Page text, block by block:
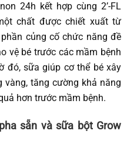
24h kết hợp cùng 2’-FL
chất được chiết xuất từ
củng cố chức năng đề
vệ bé trước các mầm bệnh
đó, sữa giúp cơ thể bé xây
tăng cường khả năng
hơn trước mầm bệnh.
sẵn và sữa bột Grow